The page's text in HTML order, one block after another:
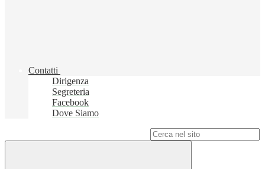
Contatti
Dirigenza
Segreteria
Facebook
Dove Siamo